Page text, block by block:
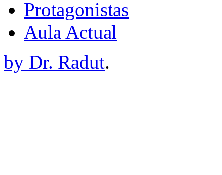
Protagonistas
Aula Actual
by Dr. Radut.